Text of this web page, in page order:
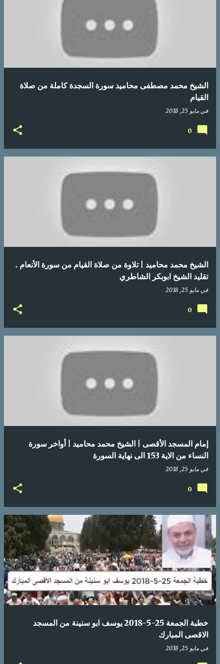
الشيخ محمد مصطفى محاميد سورة السجدة كاملة من صلاة
القيام
في مايو 25, 2018
0
الشيخ محمد محاميد | تلاوة من صلاة القيام من سورة الأنعام .
تقليد الشيخ ابوبكر الشاطري
في مايو 25, 2018
0
إمام المسجد الأقصى | الشيخ محمد محاميد | أواخر سورة
النساء من الاية 153 الى نهاية السورة
في مايو 25, 2018
0
خطبة الجمعة 25-5-2018 يوسف ابو سنينة من المسجد
الاقصى المبارك
في مايو 25, 2018